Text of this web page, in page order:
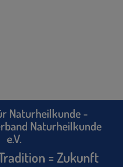
Naturheilkunde -
Naturheilkunde
e.V.
= Zukunft